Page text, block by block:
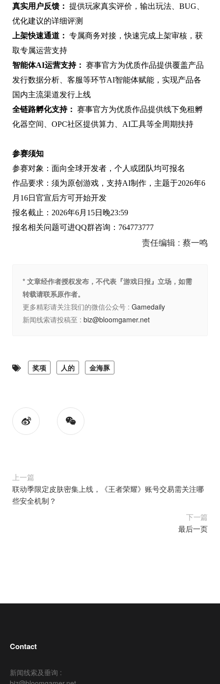
真实用户反馈： 提供玩家真实评价，输出玩法、BUG、
优化建议的详细评测
上架快速通道： 专属商务对接，快速完成上架审核，获
取专属运营支持
智能体AI运营支持： 赛事官方为优质作品提供覆盖产品
发行数据分析、客服等环节AI智能体赋能，实现产品各
国内主流渠道发行上线
全链路孵化支持： 赛事官方为优质作品提供线下免租孵
化器空间、OPC社区提供算力、AI工具等全周期扶持
参赛须知
参赛对象：面向全球开发者，个人或团队均可报名
作品要求：须为原创游戏，支持AI制作，主题于2026年6
月16日官宣后方可开始开发
报名截止：2026年6月15日晚23:59
报名相关问题可进QQ群咨询：764773777
责任编辑 : 蔡一鸣
* 文章经作者授权发布，不代表『游戏日报』立场，如需
转载请联系原作者。
更多精彩请关注我们的微信公众号 : Gamedaily
新闻线索请投稿至 : biz@bloomgamer.net
奖项 人的 金海豚
上一篇
联动季限定皮肤密集上线，《王者荣耀》账号交易需关注哪
些安全机制？
下一篇
最后一页
Contact
新闻线索及垂询 :